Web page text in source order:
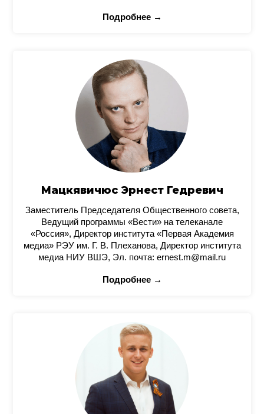
Подробнее →
Мацкявичюс Эрнест Гедревич
Заместитель Председателя Общественного совета,
Ведущий программы «Вести» на телеканале
«Россия», Директор института «Первая Академия
медиа» РЭУ им. Г. В. Плеханова, Директор института
медиа НИУ ВШЭ, Эл. почта: ernest.m@mail.ru
Подробнее →